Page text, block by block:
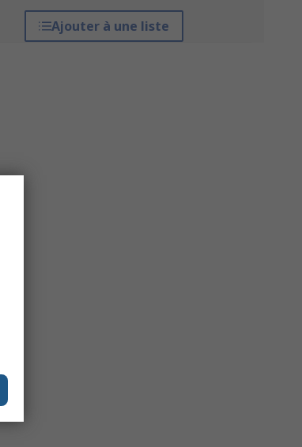
Ajouter à une liste